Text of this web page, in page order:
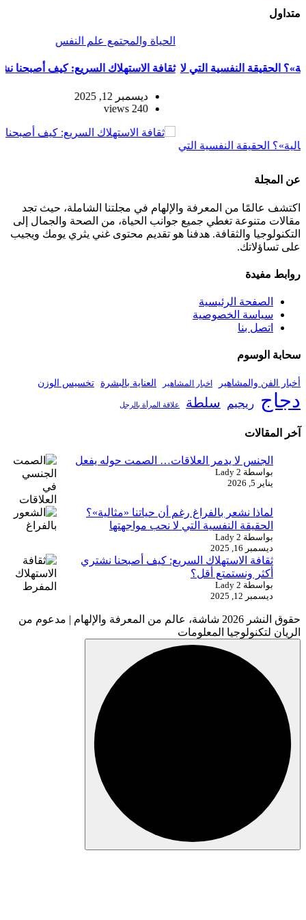
الاستهلاك السريع: كيف أصبحنا نشتري أكثر ونستمتع أقل؟
عالمًا من المعرفة والإلهام في مجلتنا الشاملة، حيث تجد
متنوعة تغطي جميع جوانب الحياة، من الصحة والجمال إلى
والثقافة. هدفنا هو تقديم محتوى غني يثري يومك ويجيب
تساؤلاتك.
مفيدة
الصفحة الرئيسية
سياسة الخصوصية
اتصل بنا
الوسوم
الفن والمشاهير
ريجيم سلطة علاقة المرأة بالرجل
الجنس لا يدمر العلاقات… الصمت حوله يفعل
الحقيقة النفسية التي لا نحب مواجهتها
بواسطة Lady 2
ديسمبر 16, 2025
ثقافة الاستهلاك السريع: كيف أصبحنا نشتري
أكثر ونستمتع أقل؟
بواسطة Lady 2
ديسمبر 12, 2025
حقوق النشر 2026 شاشة، عالم من المعرفة والإلهام | مدعوم من
لتكنولوجيا المعلومات